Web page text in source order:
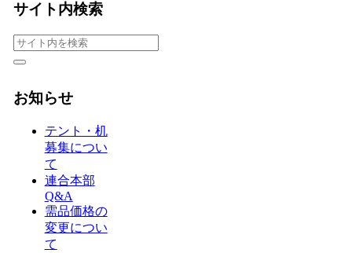
サイト内検索
お知らせ
テント・机
募集につい
て
連合本部
Q&A
需品価格の
変更につい
て